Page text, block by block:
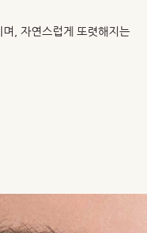
, 자연스럽게 또렷해지는